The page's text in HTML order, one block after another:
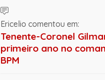
Ericelio comentou em:
Tenente-Coronel
primeiro ano no
BPM